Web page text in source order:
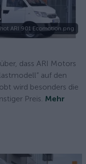
ARI 901 Ecomotion.png
dass ARI Motors
auf den
wird besonders die
Preis. Mehr